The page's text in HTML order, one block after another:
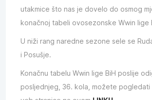
utakmice što nas je dovelo do osmog
konačnoj tabeli ovosezonske Wwin lige
U niži rang naredne sezone sele se
i Posušje.
Konačnu tabelu Wwin lige BiH poslije
posljednjeg, 36. kola, možete pogledati